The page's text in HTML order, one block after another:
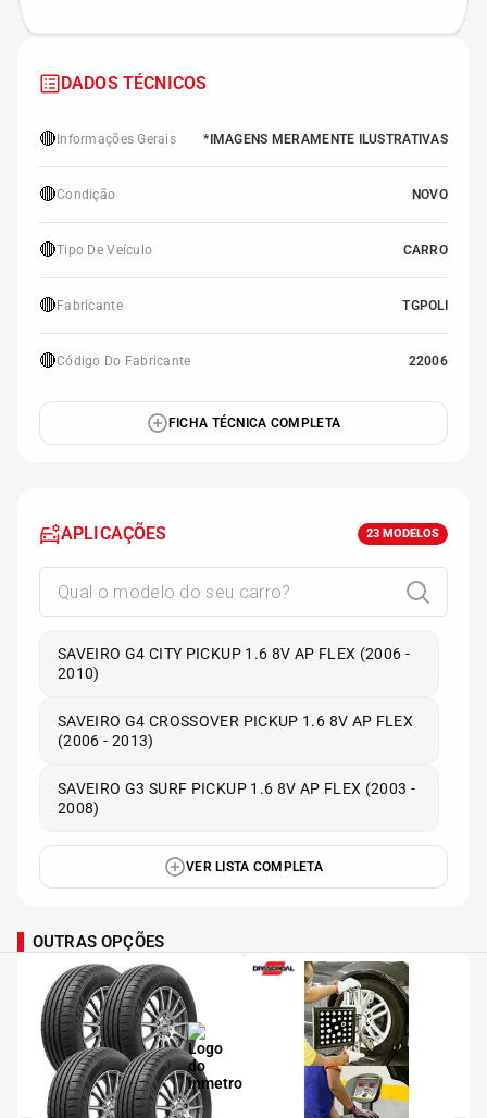
DADOS TÉCNICOS
🔴 Informações Gerais *IMAGENS MERAMENTE ILUSTRATIVAS
🔴Condição NOVO
🔴Tipo De Veículo CARRO
🔴 Fabricante TGPOLI
🔴Código Do Fabricante 22006
FICHA TÉCNICA COMPLETA
APLICAÇÕES 23 MODELOS
SAVEIRO G4 CITY PICKUP 1.6 8V AP FLEX (2006 -
2010)
SAVEIRO G4 CROSSOVER PICKUP 1.6 8V AP FLEX
(2006 - 2013)
SAVEIRO G3 SURF PICKUP 1.6 8V AP FLEX (2003 -
2008)
VER LISTA COMPLETA
OUTRAS OPÇÕES